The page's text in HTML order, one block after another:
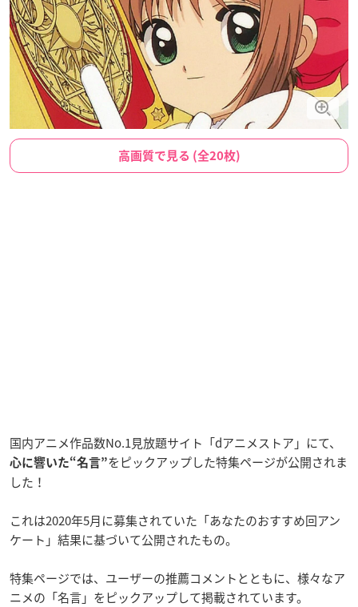
高画質で見る (全20枚)
国内アニメ作品数No.1見放題サイト「dアニメストア」にて、
心に響いた“名言”をピックアップした特集ページが公開されま
した！
これは2020年5月に募集されていた「あなたのおすすめ回アン
ケート」結果に基づいて公開されたもの。
特集ページでは、ユーザーの推薦コメントとともに、様々なア
ニメの「名言」をピックアップして掲載されています。